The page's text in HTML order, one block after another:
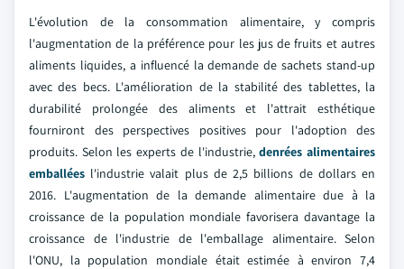
L'évolution de la consommation alimentaire, y compris
l'augmentation de la préférence pour les jus de fruits et autres
aliments liquides, a influencé la demande de sachets stand-up
avec des becs. L'amélioration de la stabilité des tablettes, la
durabilité prolongée des aliments et l'attrait esthétique
fourniront des perspectives positives pour l'adoption des
produits. Selon les experts de l'industrie,denrées alimentaires
emballées l'industrie valait plus de 2,5 billions de dollars en
2016. L'augmentation de la demande alimentaire due à la
croissance de la population mondiale favorisera davantage la
croissance de l'industrie de l'emballage alimentaire. Selon
l'ONU, la population mondiale était estimée à environ 7,4